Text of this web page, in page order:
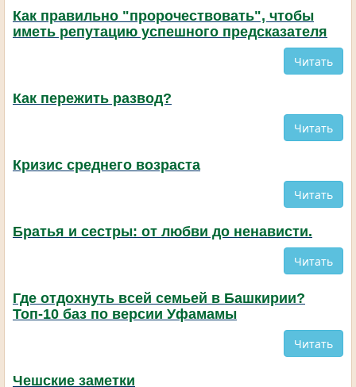
Как правильно "пророчествовать", чтобы
иметь репутацию успешного предсказателя
Читать
Как пережить развод?
Читать
Кризис среднего возраста
Читать
Братья и сестры: от любви до ненависти.
Читать
Где отдохнуть всей семьей в Башкирии?
Топ-10 баз по версии Уфамамы
Читать
Чешские заметки